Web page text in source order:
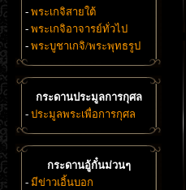
- พระเกจิสายใต้
- พระเกจิอาจารย์ทั่วไป
- พระบูชาเกจิ/พระพุทธรูป
กระดานประมูลการกุศล
- ประมูลพระเพื่อการกุศล
กระดานอู้กั๋นม่วนๆ
- มีข่าวเอิ้นบอก